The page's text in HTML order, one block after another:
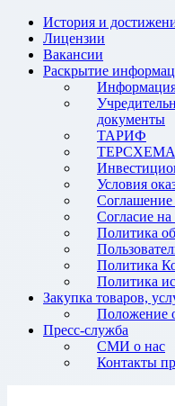
История и
Лицензии
Вакансии
Раскрытие
документы
ТАРИФ
ТЕРСХЕМА
Условия
Согласие
Политика
Политика
Политика
Закупка товаров,
Положение
Пресс-служба
СМИ о нас
Контакты